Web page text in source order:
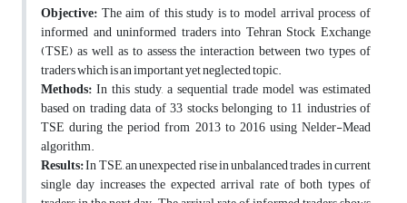
Objective:The aim of this study is to model arrival process of
informed and uninformed traders into Tehran Stock Exchange
(TSE) as well as to assess the interaction between two types of
traders which is an important yet neglected topic.
Methods:In this study, a sequential trade model was estimated
based on trading data of 33 stocks belonging to 11 industries of
TSE during the period from 2013 to 2016 using Nelder-Mead
algorithm.
Results:In TSE, an unexpected rise in unbalanced trades in current
single day increases the expected arrival rate of both types of